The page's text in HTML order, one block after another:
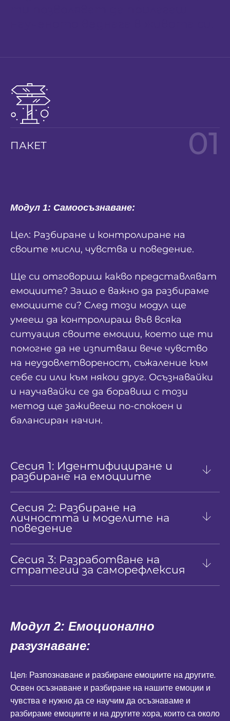
ПАКЕТ 01
Модул 1: Самоосъзнаване:
Цел: Разбиране и контролиране на
своите мисли, чувства и поведение.
Ще си отговориш какво представляват
емоциите? Защо е важно да разбираме
емоциите си? След този модул ще
умееш да контролираш във всяка
ситуация своите емоции, което ще ти
помогне да не изпитваш вече чувство
на неудовлетвореност, съжаление към
себе си или към някои друг. Осъзнавайки
и научавайки се да боравиш с този
метод ще заживееш по-спокоен и
балансиран начин.
Сесия 1: Идентифициране и
разбиране на емоциите
Сесия 2: Разбиране на
личността и моделите на
поведение
Сесия 3: Разработване на
стратегии за саморефлексия
Модул 2: Емоционално
разузнаване:
Цел: Разпознаване и разбиране емоциите на другите.
Освен осъзнаване и разбиране на нашите емоции и
чувства е нужно да се научим да осъзнаваме и
разбираме емоциите и на другите хора, които са около